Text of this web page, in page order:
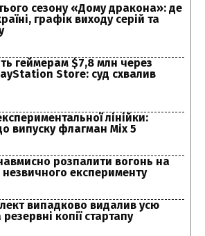
сезону «Дому дракона»: де
графік виходу серій та
геймерам $7,8 млн через
Store: суд схвалив
лінійки:
випуску флагман Mix 5
розпалити вогонь на
незвичного експерименту
випадково видалив усю
копії стартапу